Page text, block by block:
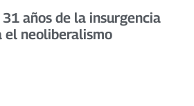
31 años de la insurgencia
el neoliberalismo